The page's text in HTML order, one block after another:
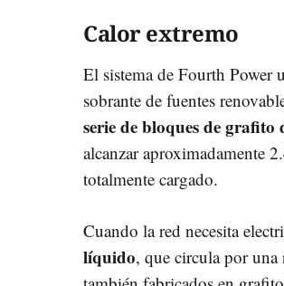
Calor extremo
El sistema de Fourth Power
sobrante de fuentes
serie de bloques de
alcanzar aproximadamente
totalmente cargado.
Cuando la red necesita
líquido, que circula por una